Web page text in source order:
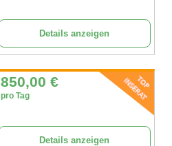
Details anzeigen
850,00 €
pro Tag
Details anzeigen